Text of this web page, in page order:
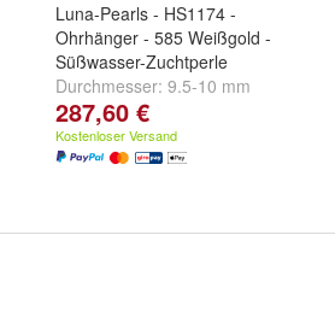
Luna-Pearls - HS1174 -
Ohrhänger - 585 Weißgold -
Süßwasser-Zuchtperle
Durchmesser: 9.5-10 mm
287,60 €
Kostenloser Versand